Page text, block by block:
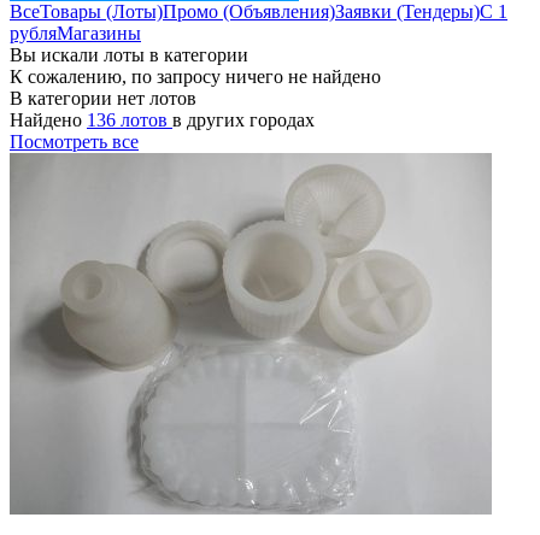
ВсеТовары (Лоты)Промо (Объявления)Заявки (Тендеры)С 1
рубляМагазины
Вы искали лоты в категории
К сожалению, по запросу ничего не найдено
В категории нет лотов
Найдено 136 лотов в других городах
Посмотреть все